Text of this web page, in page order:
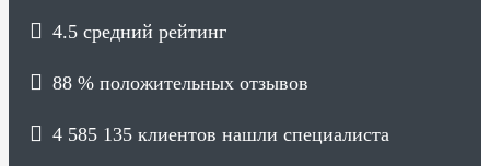
4.5 средний рейтинг
88 % положительных отзывов
4 585 135 клиентов нашли специалиста